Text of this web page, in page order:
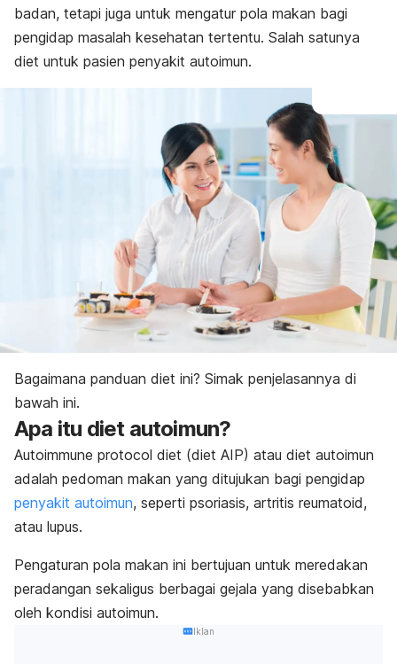
Tahapan diet
Anjuran makanan
Pantangan makanan
Tips
badan, tetapi juga untuk mengatur pola makan bagi
pengidap masalah kesehatan tertentu. Salah satunya
diet untuk pasien penyakit autoimun.
Bagaimana panduan diet ini? Simak penjelasannya di
bawah ini.
Apa itu diet autoimun?
Autoimmune protocol diet (diet AIP) atau diet autoimun
adalah pedoman makan yang ditujukan bagi pengidap
penyakit autoimun, seperti psoriasis, artritis reumatoid,
atau lupus.
Pengaturan pola makan ini bertujuan untuk meredakan
peradangan sekaligus berbagai gejala yang disebabkan
oleh kondisi autoimun.
Iklan